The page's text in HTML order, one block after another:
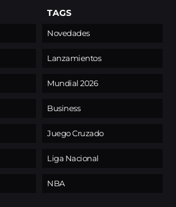
TAGS
Novedades
Lanzamientos
Mundial 2026
Business
Juego Cruzado
Liga Nacional
NBA